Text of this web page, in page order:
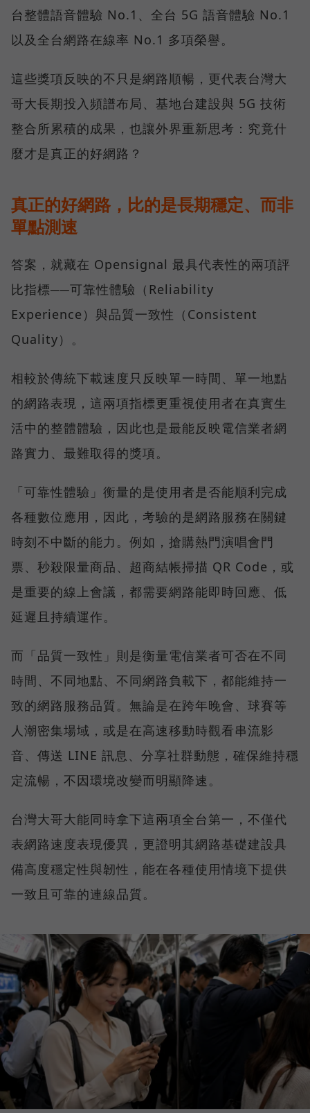
台整體語音體驗 No.1、全台 5G 語音體驗 No.1
以及全台網路在線率 No.1 多項榮譽。
這些獎項反映的不只是網路順暢，更代表台灣大
哥大長期投入頻譜布局、基地台建設與 5G 技術
整合所累積的成果，也讓外界重新思考：究竟什
麼才是真正的好網路？
真正的好網路，比的是長期穩定、而非
單點測速
答案，就藏在 Opensignal 最具代表性的兩項評
比指標──可靠性體驗（Reliability
Experience）與品質一致性（Consistent
Quality）。
相較於傳統下載速度只反映單一時間、單一地點
的網路表現，這兩項指標更重視使用者在真實生
活中的整體體驗，因此也是最能反映電信業者網
路實力、最難取得的獎項。
「可靠性體驗」衡量的是使用者是否能順利完成
各種數位應用，因此，考驗的是網路服務在關鍵
時刻不中斷的能力。例如，搶購熱門演唱會門
票、秒殺限量商品、超商結帳掃描 QR Code，或
是重要的線上會議，都需要網路能即時回應、低
延遲且持續運作。
而「品質一致性」則是衡量電信業者可否在不同
時間、不同地點、不同網路負載下，都能維持一
致的網路服務品質。無論是在跨年晚會、球賽等
人潮密集場域，或是在高速移動時觀看串流影
音、傳送 LINE 訊息、分享社群動態，確保維持穩
定流暢，不因環境改變而明顯降速。
台灣大哥大能同時拿下這兩項全台第一，不僅代
表網路速度表現優異，更證明其網路基礎建設具
備高度穩定性與韌性，能在各種使用情境下提供
一致且可靠的連線品質。